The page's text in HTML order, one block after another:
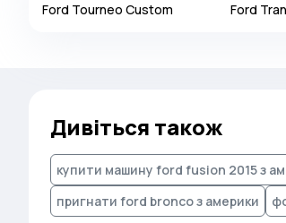
BMW
Borgward
Brabus
Ford Tourneo Custom Ford
Дивіться також
купити машину ford fusion 2015 з
пригнати ford bronco з америки